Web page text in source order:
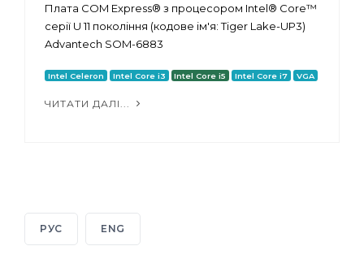
Плата COM Express® з процесором Intel® Core™
серії U 11 покоління (кодове ім'я: Tiger Lake-UP3)
Advantech SOM-6883
Intel Celeron Intel Core i3 Intel Core i5 Intel Core i7 VGA
ЧИТАТИ ДАЛІ...
РУС ENG